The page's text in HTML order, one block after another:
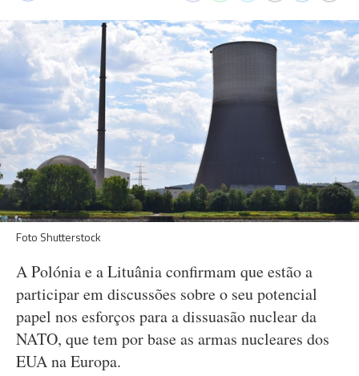
Foto Shutterstock
A Polónia e a Lituânia confirmam que estão a
participar em discussões sobre o seu potencial
papel nos esforços para a dissuasão nuclear da
NATO, que tem por base as armas nucleares dos
EUA na Europa.